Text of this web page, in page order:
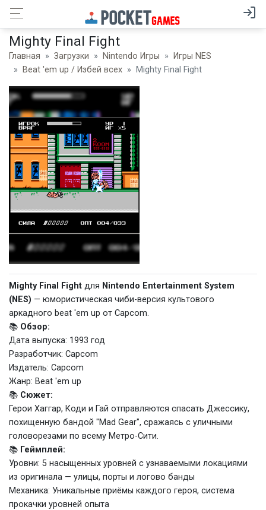
Mighty Final Fight
Главная Загрузки Nintendo Игры
Игры NES
Beat 'em up / Избей всех
Mighty Final Fight
Mighty Final Fight для Nintendo Entertainment System
(NES) — юмористическая чиби-версия культового
аркадного beat 'em up от Capcom.
📚 Обзор:
Дата выпуска: 1993 год
Разработчик: Capcom
Издатель: Capcom
Жанр: Beat 'em up
📚 Сюжет:
Герои Хаггар, Коди и Гай отправляются спасать Джессику,
похищенную бандой "Mad Gear", сражаясь с уличными
головорезами по всему Метро-Сити.
📚 Геймплей:
Уровни: 5 насыщенных уровней с узнаваемыми локациями
из оригинала — улицы, порты и логово банды
Механика: Уникальные приёмы каждого героя, система
прокачки уровней опыта